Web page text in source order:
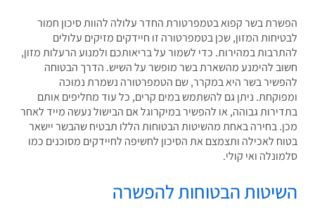
בשר קפוא בטמפרטורת החדר עלולה להוות סיכון חמור
המזון,שכן בטמפרטורה זו חיידקים מזיקים עלולים
במהירות.כדי לשמור על בריאותכם ולמנוע הרעלות מזון,
להימנע מהשארת בשר מופשר על השיש.הדרך הבטוחה
בשר היא במקרר,שם הטמפרטורה נשמרת נמוכה
.ניתן גם להשתמש במים קרים,כל עוד מחליפים אותם
גבוהה,או להפשיר במיקרוגל אם הבישול נעשה מייד לאחר
בחירה באחת מהשיטות הבטוחות הללו תבטיח שהבשר יישאר
לאכילה ותצמצם את הסיכון לחשיפה לחיידקים מסוכנים כמו
ואי קולי.
הבטוחות להפשרה